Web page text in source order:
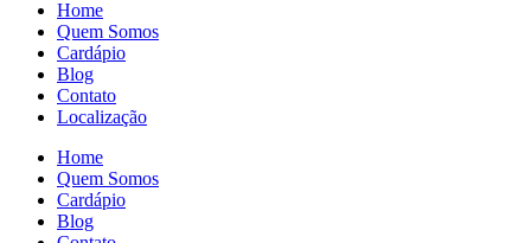
Home
Quem Somos
Cardápio
Blog
Contato
Localização
Home
Quem Somos
Cardápio
Blog